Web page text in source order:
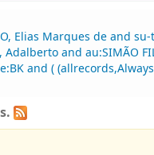
Elias Marques de and
and au:SIMÃO
and (